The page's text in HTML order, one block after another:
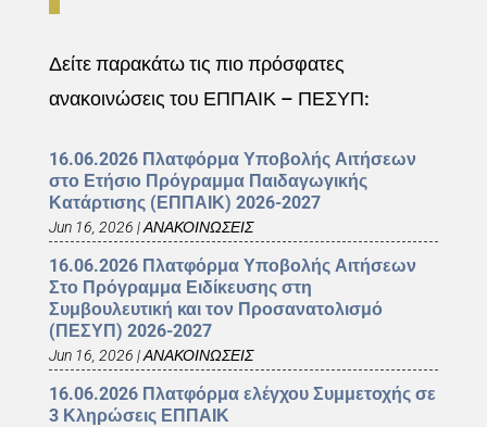
Δείτε παρακάτω τις πιο πρόσφατες
ανακοινώσεις του ΕΠΠΑΙΚ – ΠΕΣΥΠ:
16.06.2026 Πλατφόρμα Υποβολής Αιτήσεων
στο Ετήσιο Πρόγραμμα Παιδαγωγικής
Κατάρτισης (ΕΠΠΑΙΚ) 2026-2027
Jun 16, 2026 |ΑΝΑΚΟΙΝΩΣΕΙΣ
16.06.2026 Πλατφόρμα Υποβολής Αιτήσεων
Στο Πρόγραμμα Ειδίκευσης στη
Συμβουλευτική και τον Προσανατολισμό
(ΠΕΣΥΠ) 2026-2027
Jun 16, 2026 |ΑΝΑΚΟΙΝΩΣΕΙΣ
16.06.2026 Πλατφόρμα ελέγχου Συμμετοχής σε
3 Κληρώσεις ΕΠΠΑΙΚ